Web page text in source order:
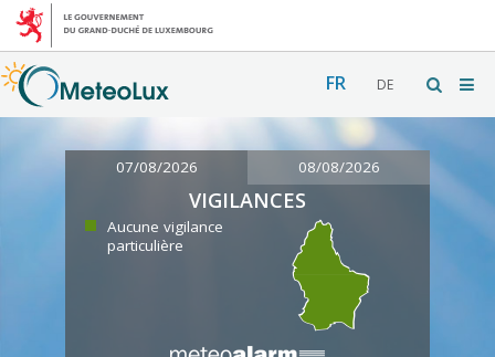
FR DE
07/08/2026 08/08/2026
VIGILANCES
Aucune vigilance
particulière